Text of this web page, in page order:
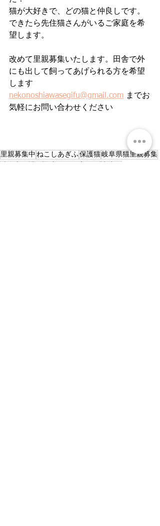
猫が大好きで、どの猫と仲良しです。
できたら先住猫さんがいるご家庭を希
望します。
改めて里親募集いたします。田舎で外
にも出して飼ってあげられる方を希望
します
nekonoshiawasegifu@gmail.com までお
気軽にお問い合わせください
里親募集中 ねこしあぎふ保護猫岐阜県猫里親募集